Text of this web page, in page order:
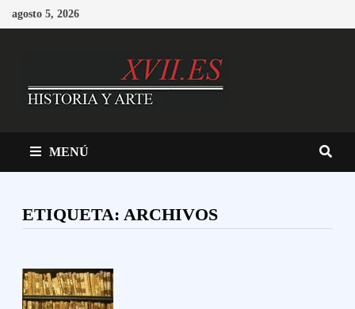
Saltar
al
agosto 5, 2026
MENÚ
ETIQUETA:ARCHIVOS